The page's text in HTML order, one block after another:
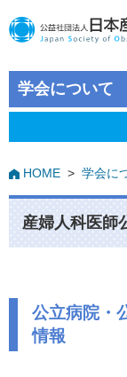
学会について
HOME > 学会に
産婦人科医師
公立病院・
情報